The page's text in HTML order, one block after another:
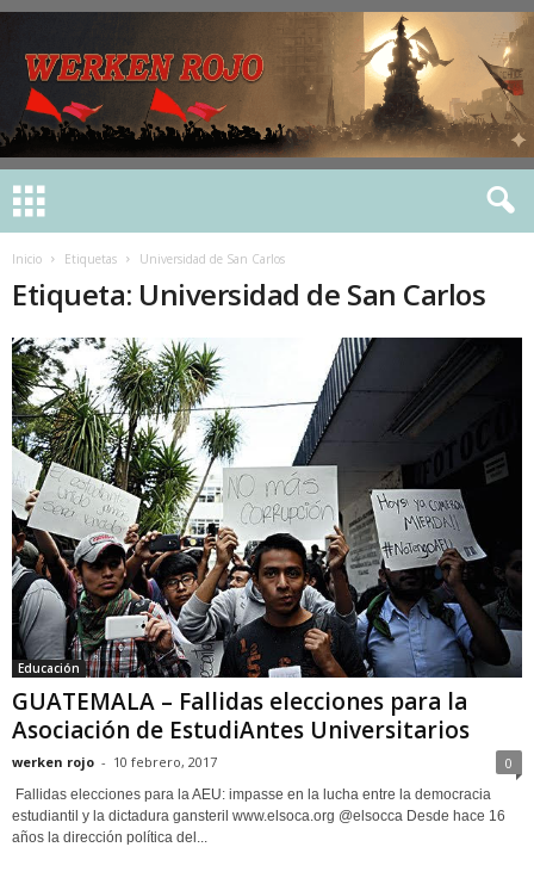
Inicio Etiquetas Universidad de San Carlos
Etiqueta: Universidad de San Carlos
Educación
GUATEMALA – Fallidas elecciones para la
Asociación de EstudiAntes Universitarios
werken rojo - 10 febrero, 2017 0
Fallidas elecciones para la AEU: impasse en la lucha entre la democracia
estudiantil y la dictadura gansteril www.elsoca.org @elsocca Desde hace 16
años la dirección política del...